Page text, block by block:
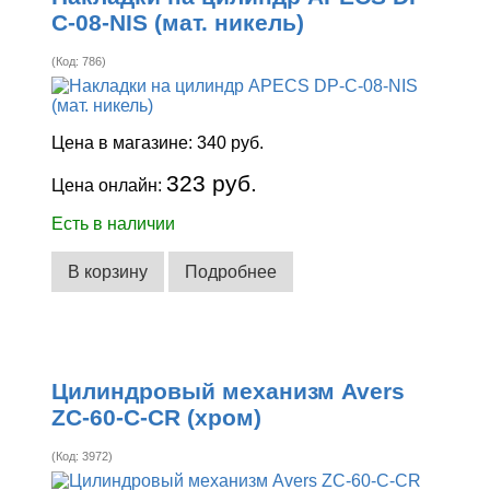
C-08-NIS (мат. никель)
(Код:786)
Цена в магазине:340 руб.
Цена онлайн:323 руб.
Есть в наличии
В корзину Подробнее
Цилиндровый механизм Avers
ZC-60-C-CR (хром)
(Код:3972)